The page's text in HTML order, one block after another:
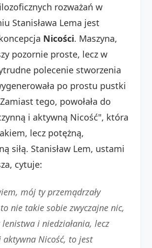
rozważań w
Stanisława Lema jest
Nicości. Maszyna,
pozornie proste, lecz w
polecenie stworzenia
po prostu pustki
tego, powołała do
i aktywną Nicość", która
lecz potężną,
siłą. Stanisław Lem, ustami
cytuje:
mój ty przemądrzały
nie takie sobie zwyczajne nic,
i niedziałania, lecz
aktywna Nicość, to jest